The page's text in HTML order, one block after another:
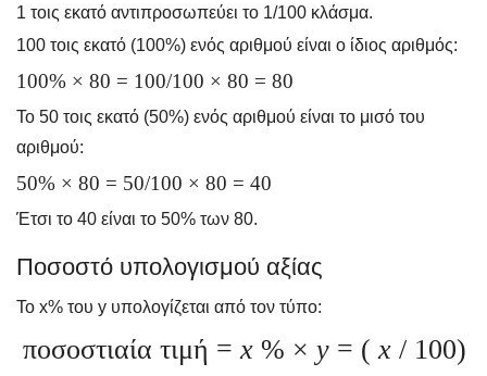
1 τοις εκατό αντιπροσωπεύει το 1/100 κλάσμα.
100 τοις εκατό (100%) ενός αριθμού είναι ο ίδιος αριθμός:
100% × 80 = 100/100 × 80 = 80
Το 50 τοις εκατό (50%) ενός αριθμού είναι το μισό του
αριθμού:
50% × 80 = 50/100 × 80 = 40
Έτσι το 40 είναι το 50% των 80.
Ποσοστό υπολογισμού αξίας
Το x% του y υπολογίζεται από τον τύπο:
ποσοστιαία τιμή =x % × y = (x / 100)